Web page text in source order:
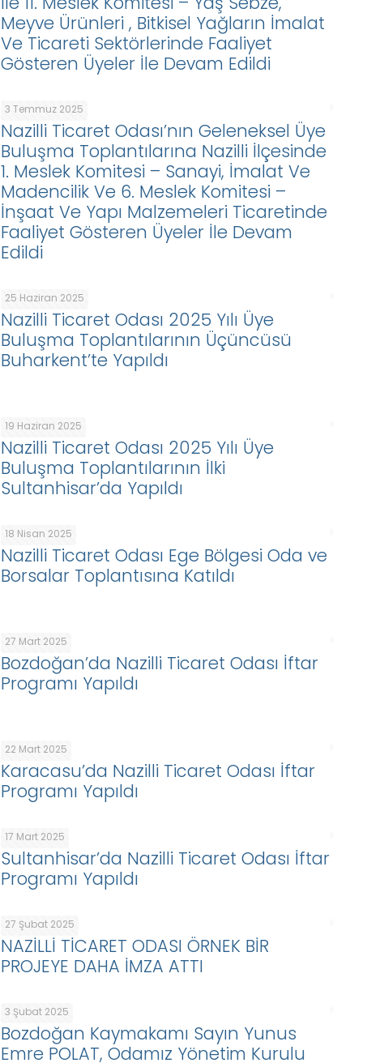
Meyve Ürünleri , Bitkisel Yağların İmalat
Ve Ticareti Sektörlerinde Faaliyet
Gösteren Üyeler İle Devam Edildi
3 Temmuz 2025
Nazilli Ticaret Odası’nın Geleneksel Üye
Buluşma Toplantılarına Nazilli İlçesinde
1. Meslek Komitesi – Sanayi, İmalat Ve
Madencilik Ve 6. Meslek Komitesi –
İnşaat Ve Yapı Malzemeleri Ticaretinde
Faaliyet Gösteren Üyeler İle Devam
Edildi
25 Haziran 2025
Nazilli Ticaret Odası 2025 Yılı Üye
Buluşma Toplantılarının Üçüncüsü
Buharkent’te Yapıldı
19 Haziran 2025
Nazilli Ticaret Odası 2025 Yılı Üye
Buluşma Toplantılarının İlki
Sultanhisar’da Yapıldı
18 Nisan 2025
Nazilli Ticaret Odası Ege Bölgesi Oda ve
Borsalar Toplantısına Katıldı
27 Mart 2025
Bozdoğan’da Nazilli Ticaret Odası İftar
Programı Yapıldı
22 Mart 2025
Karacasu’da Nazilli Ticaret Odası İftar
Programı Yapıldı
17 Mart 2025
Sultanhisar’da Nazilli Ticaret Odası İftar
Programı Yapıldı
27 Şubat 2025
NAZİLLİ TİCARET ODASI ÖRNEK BİR
PROJEYE DAHA İMZA ATTI
3 Şubat 2025
Bozdoğan Kaymakamı Sayın Yunus
Emre POLAT, Odamız Yönetim Kurulu